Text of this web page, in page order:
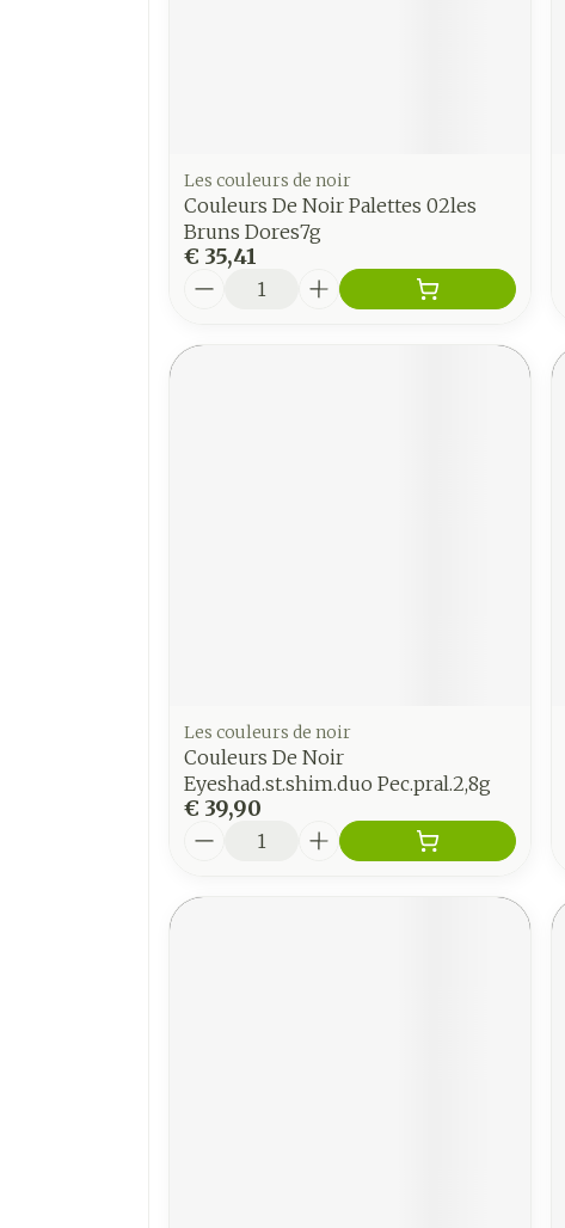
Les couleurs de noir
Couleurs De Noir Palettes 02les
Bruns Dores7g
€ 35,41
Les couleurs de noir
Couleurs De Noir
Eyeshad.st.shim.duo Pec.pral.2,8g
€ 39,90